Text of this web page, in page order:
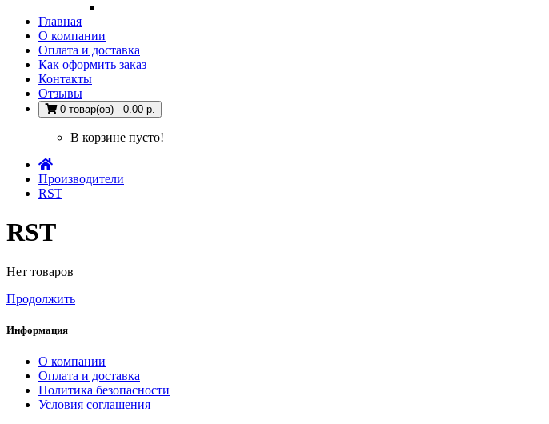
Главная
О компании
Оплата и доставка
Как оформить заказ
Контакты
Отзывы
0 товар(ов) - 0.00 р.
В корзине пусто!
Производители
RST
RST
Нет товаров
Продолжить
Информация
О компании
Оплата и доставка
Политика безопасности
Условия соглашения